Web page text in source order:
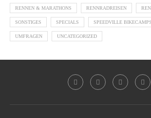
RENNEN & MARATHONS RENNRADREISEN
SONSTIGES SPECIALS SPEEDVILLE BIKECAMPS
UMFRAGEN UNCATEGORIZED